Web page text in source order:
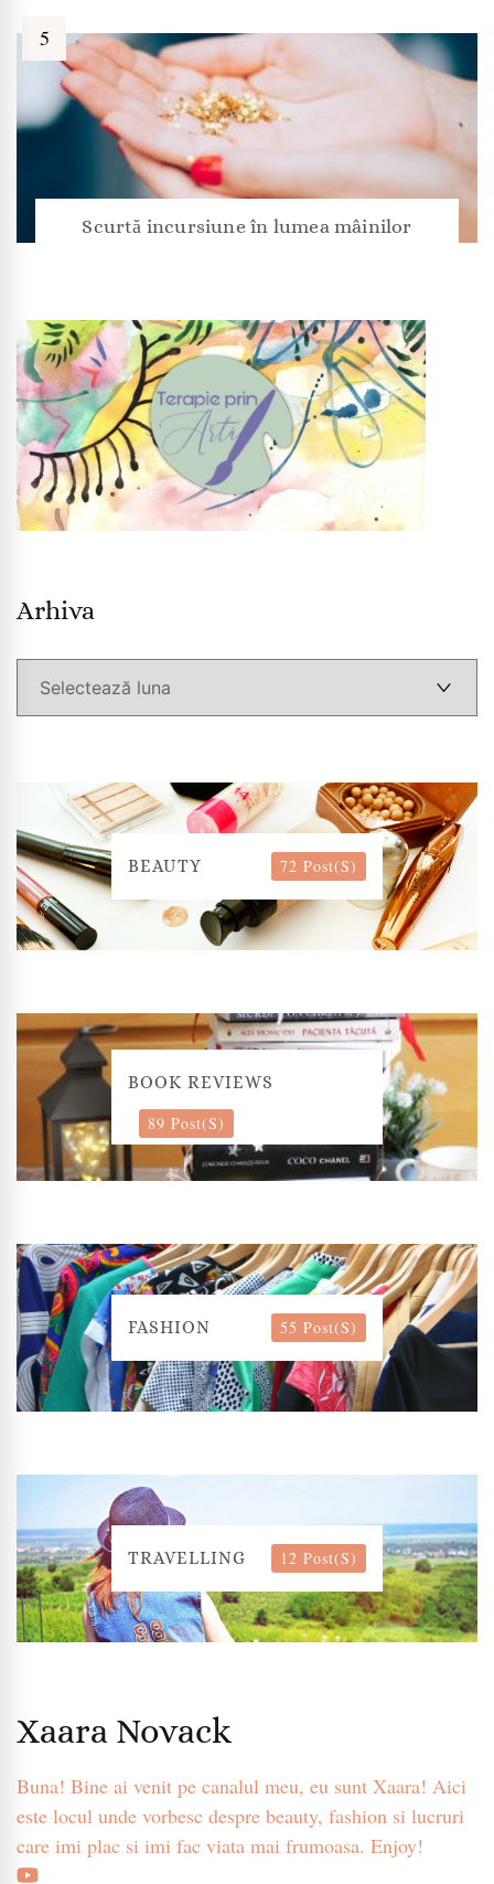
Scurtă incursiune în lumea mâinilor
Arhiva
BEAUTY 72 Post(s)
BOOK REVIEWS
89 Post(s)
FASHION 55 Post(s)
TRAVELLING 12 Post(s)
Xaara Novack
Buna! Bine ai venit pe canalul meu, eu sunt Xaara! Aici
este locul unde vorbesc despre beauty, fashion si lucruri
care imi plac si imi fac viata mai frumoasa. Enjoy!